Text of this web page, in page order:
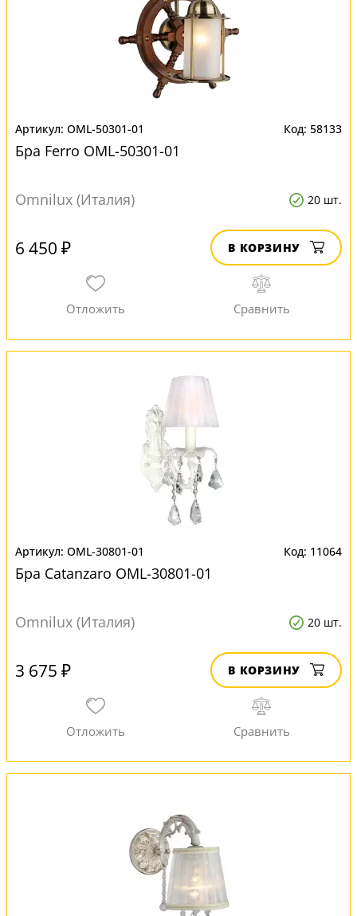
OML-50301-01 58133
Бра Ferro OML-50301-01
Omnilux (Италия) 20 шт.
6 450 ₽ В КОРЗИНУ
OML-30801-01 11064
Бра Catanzaro OML-30801-01
Omnilux (Италия) 20 шт.
3 675 ₽ В КОРЗИНУ